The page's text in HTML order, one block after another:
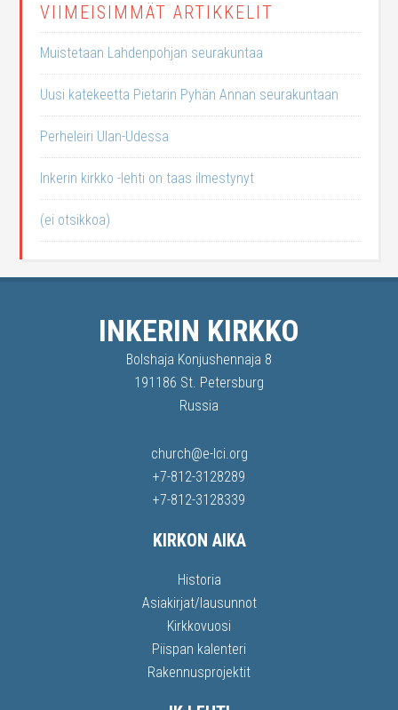
VIIMEISIMMÄT ARTIKKELIT
Muistetaan Lahdenpohjan seurakuntaa
Uusi katekeetta Pietarin Pyhän Annan seurakuntaan
Perheleiri Ulan-Udessa
Inkerin kirkko -lehti on taas ilmestynyt
(ei otsikkoa)
INKERIN KIRKKO
Bolshaja Konjushennaja 8
191186 St. Petersburg
Russia
church@e-lci.org
+7-812-3128289
+7-812-3128339
KIRKON AIKA
Historia
Asiakirjat/lausunnot
Kirkkovuosi
Piispan kalenteri
Rakennusprojektit